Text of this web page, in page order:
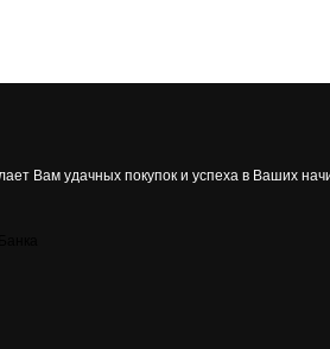
Вам удачных покупок и успеха в Ваших